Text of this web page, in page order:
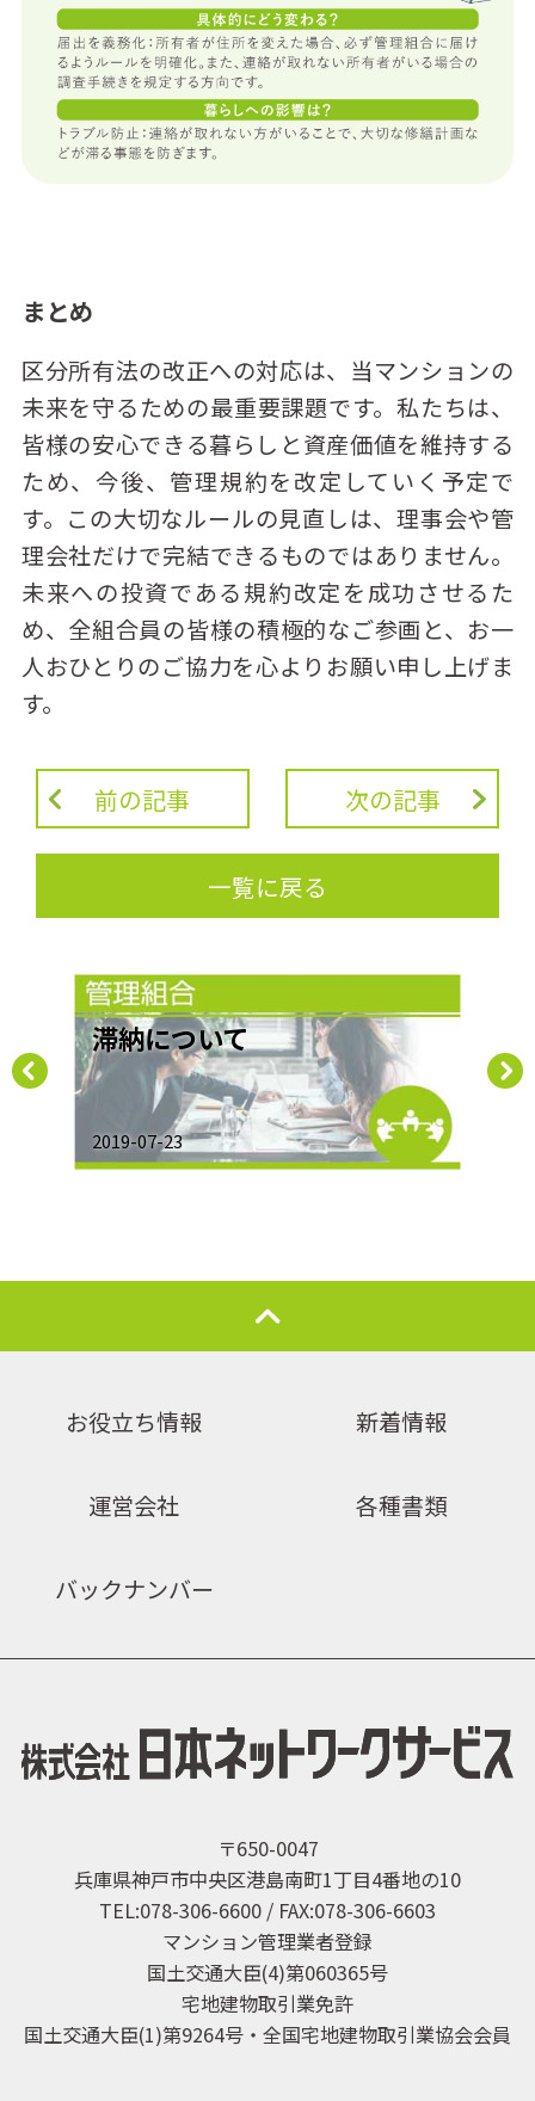
まとめ
区分所有法の改正への対応は、当マンションの
未来を守るための最重要課題です。私たちは、
皆様の安心できる暮らしと資産価値を維持する
ため、今後、管理規約を改定していく予定で
す。この大切なルールの見直しは、理事会や管
理会社だけで完結できるものではありません。
未来への投資である規約改定を成功させるた
め、全組合員の皆様の積極的なご参画と、お一
人おひとりのご協力を心よりお願い申し上げま
す。
前の記事 次の記事
一覧に戻る
滞納について
2019-07-23
お役立ち情報 新着情報
運営会社 各種書類
バックナンバー
〒650-0047
兵庫県神戸市中央区港島南町1丁目4番地の10
TEL:078-306-6600 / FAX:078-306-6603
マンション管理業者登録
国土交通大臣(4)第060365号
宅地建物取引業免許
国土交通大臣(1)第9264号・全国宅地建物取引業協会会員